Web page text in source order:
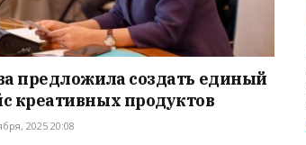
предложила создать единый
креативных продуктов
2025 20:08